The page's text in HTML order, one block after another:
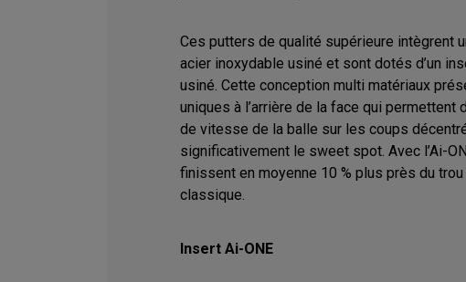
Ces putters de qualité supérieure intègrent
acier inoxydable usiné et sont dotés d’un
usiné. Cette conception multi matériaux
uniques à l’arrière de la face qui permettent
de vitesse de la balle sur les coups
significativement le sweet spot. Avec l’Ai-
finissent en moyenne 10 % plus près du trou
classique.
Insert Ai-ONE